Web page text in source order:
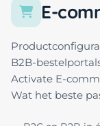
E-
B2B-
Activate E-
Wat het beste